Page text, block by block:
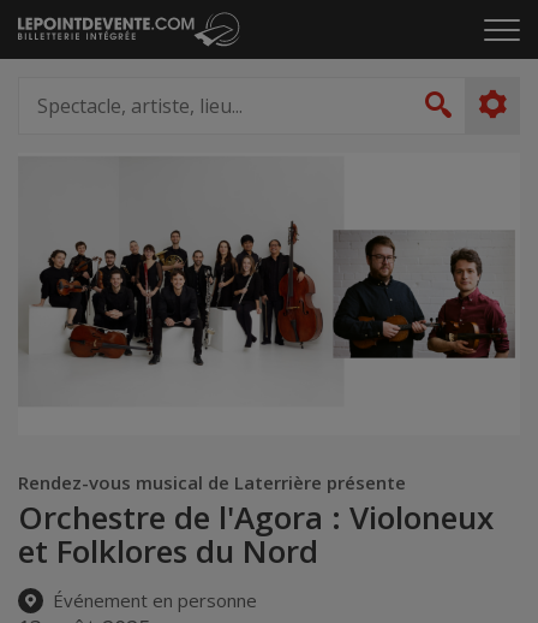
Passer
au
le
artiste,
lieu...
Rendez-vous musical de Laterrière présente
Orchestre de l'Agora : Violoneux
et Folklores du Nord
Événement en personne